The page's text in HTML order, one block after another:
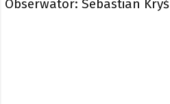
Obserwator: Sebastian Kryś